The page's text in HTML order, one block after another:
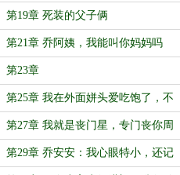
第19章 死装的父子俩
第21章 乔阿姨，我能叫你妈妈吗
第23章
第25章 我在外面姘头爱吃饱了，不
饿
第27章 我就是丧门星，专门丧你周
家的门
第29章 乔安安：我心眼特小，还记